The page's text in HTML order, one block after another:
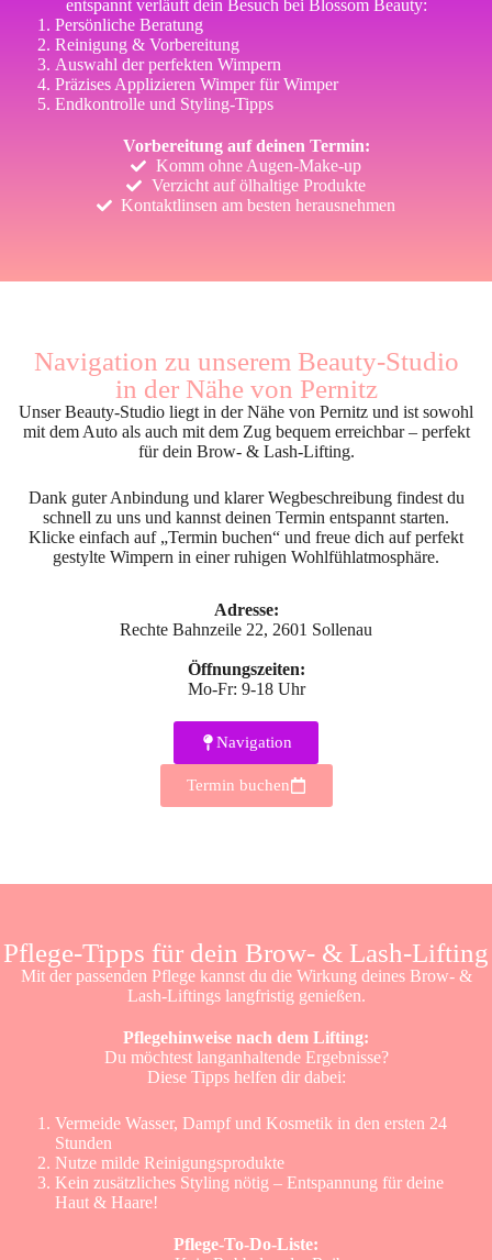
entspannt verläuft dein Besuch bei Blossom Beauty:
Persönliche Beratung
Reinigung & Vorbereitung
Auswahl der perfekten Wimpern
Präzises Applizieren Wimper für Wimper
Endkontrolle und Styling-Tipps
Vorbereitung auf deinen Termin:
Komm ohne Augen-Make-up
Verzicht auf ölhaltige Produkte
Kontaktlinsen am besten herausnehmen
Navigation zu unserem Beauty-Studio
in der Nähe von Pernitz
Unser Beauty-Studio liegt in der Nähe von Pernitz und ist sowohl
mit dem Auto als auch mit dem Zug bequem erreichbar – perfekt
für dein Brow- & Lash-Lifting.
Dank guter Anbindung und klarer Wegbeschreibung findest du
schnell zu uns und kannst deinen Termin entspannt starten.
Klicke einfach auf „Termin buchen“ und freue dich auf perfekt
gestylte Wimpern in einer ruhigen Wohlfühlatmosphäre.
Adresse:
Rechte Bahnzeile 22, 2601 Sollenau
Öffnungszeiten:
Mo-Fr: 9-18 Uhr
Navigation
Termin buchen
Pflege-Tipps für dein Brow- & Lash-Lifting
Mit der passenden Pflege kannst du die Wirkung deines Brow- &
Lash-Liftings langfristig genießen.
Pflegehinweise nach dem Lifting:
Du möchtest langanhaltende Ergebnisse?
Diese Tipps helfen dir dabei:
Vermeide Wasser, Dampf und Kosmetik in den ersten 24
Stunden
Nutze milde Reinigungsprodukte
Kein zusätzliches Styling nötig – Entspannung für deine
Haut & Haare!
Pflege-To-Do-Liste: